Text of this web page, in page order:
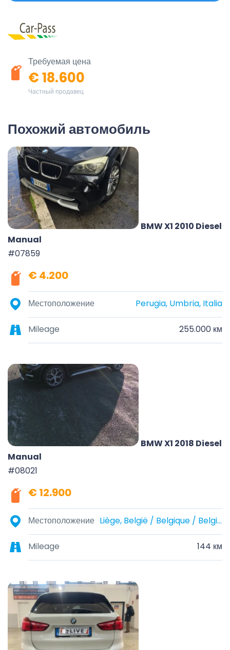
Требуемая цена
€ 18.600
Частный продавец
Похожий автомобиль
BMW X1 2010 Diesel
Manual
#07859
€ 4.200
Местоположение Perugia, Umbria, Italia
Mileage 255.000 км
BMW X1 2018 Diesel
Manual
#08021
€ 12.900
Местоположение Liège, België / Belgique / Belgien
Mileage 144 км